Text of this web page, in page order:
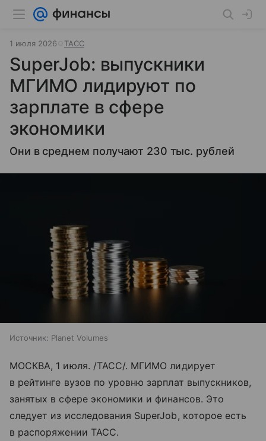
1 июля 2026 ТАСС
SuperJob: выпускники
МГИМО лидируют по
зарплате в сфере
экономики
Они в среднем получают 230 тыс. рублей
Источник: Planet Volumes
МОСКВА, 1 июля. /ТАСС/. МГИМО лидирует
в рейтинге вузов по уровню зарплат выпускников,
занятых в сфере экономики и финансов. Это
следует из исследования SuperJob, которое есть
в распоряжении ТАСС.